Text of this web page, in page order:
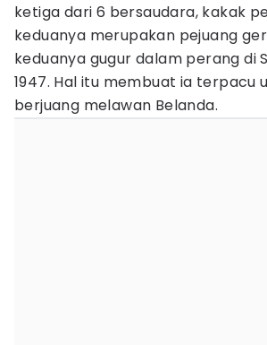
ketiga dari 6 bersaudara, kakak
keduanya merupakan pejuang
keduanya gugur dalam perang di
1947. Hal itu membuat ia terpacu
berjuang melawan Belanda.